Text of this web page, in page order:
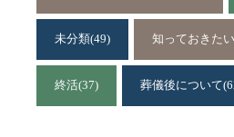
未分類(49) 知っておきた
終活(37) 葬儀後について